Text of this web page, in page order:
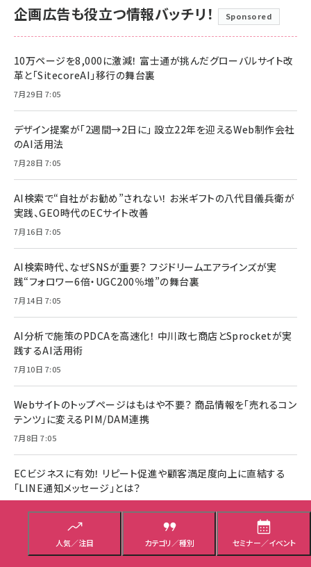
人気／注目 カテゴリ／種別 セミナー／イベント
企画広告も役立つ情報バッチリ！ Sponsored
10万ページを8,000に激減！ 富士通が挑んだグローバルサイト改
革と「SitecoreAI」移行の舞台裏
7月29日 7:05
デザイン提案が「2週間→2日に」 設立22年を迎えるWeb制作会社
のAI活用法
7月28日 7:05
AI検索で“自社がお勧め”されない！ お米ギフトの八代目儀兵衛が
実践、GEO時代のECサイト改善
7月16日 7:05
AI検索時代、なぜSNSが重要？ フジドリームエアラインズが実
践“フォロワー6倍・UGC200％増”の舞台裏
7月14日 7:05
AI分析で施策のPDCAを高速化！ 中川政七商店とSprocketが実
践するAI活用術
7月10日 7:05
Webサイトのトップページはもはや不要？ 商品情報を「売れるコン
テンツ」に変えるPIM/DAM連携
7月8日 7:05
ECビジネスに有効！ リピート促進や顧客満足度向上に直結する
「LINE通知メッセージ」とは？
AI活用でWebサイトを優秀な営業担当者へ。BtoBサイト制作「5
つの新基準」とは？